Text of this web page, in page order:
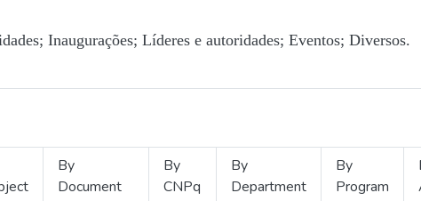
Inaugurações; Líderes e autoridades; Eventos; Diversos.
By
Document
By
CNPq
By
Department
By
Program